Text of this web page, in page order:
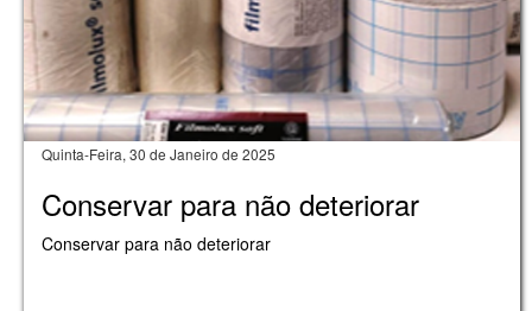
Quinta-Feira, 30 de Janeiro de 2025
Conservar para não deteriorar
Conservar para não deteriorar